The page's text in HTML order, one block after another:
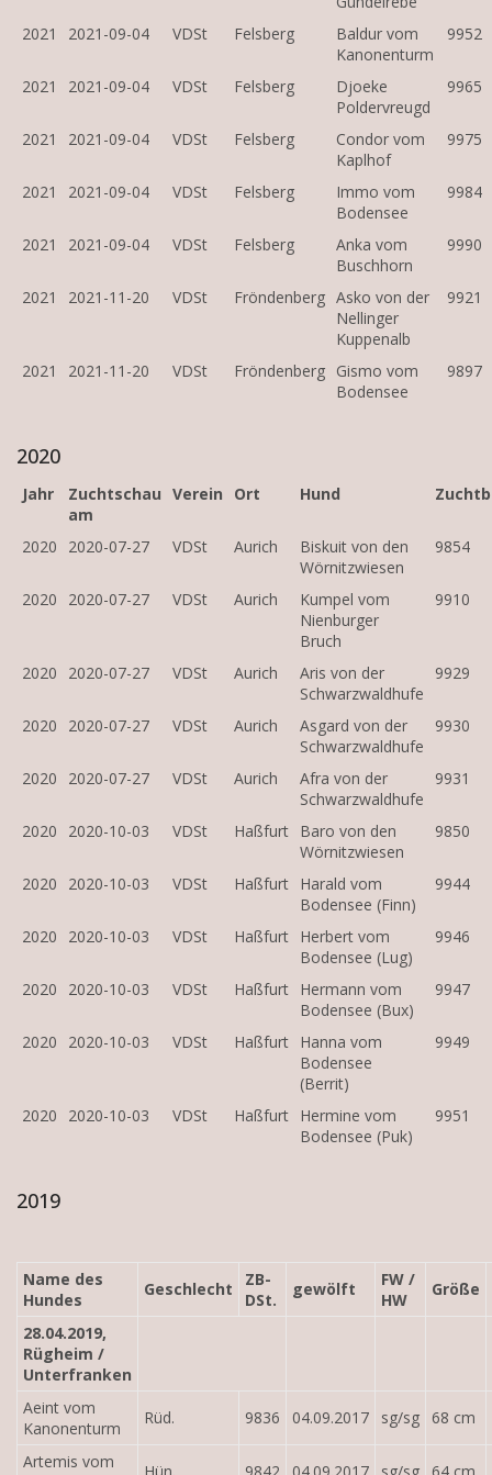
2021
2021-09-04 VDSt Felsberg
Baldur vom
Kanonenturm
9952
2021 2021-09-04 VDSt Felsberg
Djoeke
Poldervreugd
9965
2021 2021-09-04 VDSt Felsberg
Condor vom
Kaplhof
9975
2021 2021-09-04 VDSt Felsberg
Immo vom
Bodensee
9984
2021 2021-09-04 VDSt Felsberg
Anka vom
Buschhorn
9990
2021 2021-11-20 VDSt Fröndenberg Asko von der
Nellinger
Kuppenalb
9921
2021 2021-11-20 VDSt Fröndenberg Gismo vom
Bodensee
9897
2020
Jahr
Zuchtschau
am
Verein Ort Hund
2020 2020-07-27 VDSt Aurich
Biskuit von den
Wörnitzwiesen
9854
2020 2020-07-27 VDSt Aurich
Kumpel vom
Nienburger
Bruch
9910
2020 2020-07-27 VDSt Aurich
Aris von der
Schwarzwaldhufe
9929
2020 2020-07-27 VDSt Aurich
Asgard von der
Schwarzwaldhufe
9930
2020 2020-07-27 VDSt Aurich
Afra von der
Schwarzwaldhufe
9931
2020 2020-10-03 VDSt Haßfurt Baro von den
Wörnitzwiesen
9850
2020 2020-10-03 VDSt Haßfurt Harald vom
Bodensee (Finn)
9944
2020 2020-10-03 VDSt Haßfurt Herbert vom
Bodensee (Lug)
9946
2020 2020-10-03 VDSt Haßfurt Hermann vom
Bodensee (Bux)
9947
2020 2020-10-03 VDSt Haßfurt Hanna vom
Bodensee
(Berrit)
9949
2020 2020-10-03 VDSt Haßfurt Hermine vom
Bodensee (Puk)
9951
2019
Name des
Hundes
Geschlecht
ZB-
DSt.
gewölft
FW /
HW
Größe
28.04.2019,
Rügheim /
Unterfranken
Aeint vom
Kanonenturm
Rüd. 9836 04.09.2017 sg/sg 68 cm
Artemis vom